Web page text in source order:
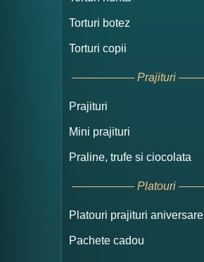
Torturi botez
Torturi copii
Prajituri
Prajituri
Mini prajituri
Praline, trufe si ciocolata
Platouri
Platouri prajituri aniversare
Pachete cadou